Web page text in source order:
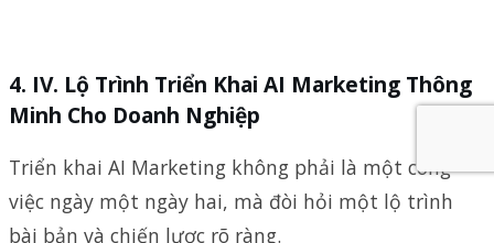
IV. Lộ Trình Triển Khai AI Marketing Thông
Minh Cho Doanh Nghiệp
Triển khai AI Marketing không phải là một công
việc ngày một ngày hai, mà đòi hỏi một lộ trình
bài bản và chiến lược rõ ràng.